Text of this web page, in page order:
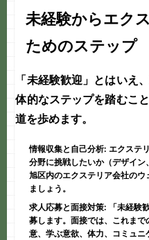
未経験からエク
ためのステップ
「未経験歓迎 」とはいえ
体的なステップを踏むこ
道を歩めます。
情報収集と自己分析: エクステ
分野に挑戦したいか（デザイ
旭区内のエクステリア会社の
ましょう。
求人応募と面接対策: 「未経験
募します。面接では、これま
意、学ぶ意欲、体力、コミュ